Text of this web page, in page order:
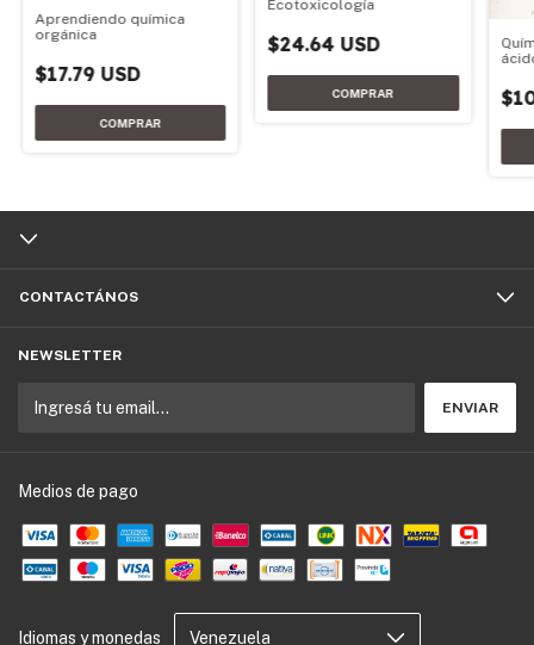
Aprendiendo química
orgánica
$17.79 USD
Ecotoxicología
$24.64 USD
CONTACTÁNOS
NEWSLETTER
Medios de pago
Idiomas y monedas